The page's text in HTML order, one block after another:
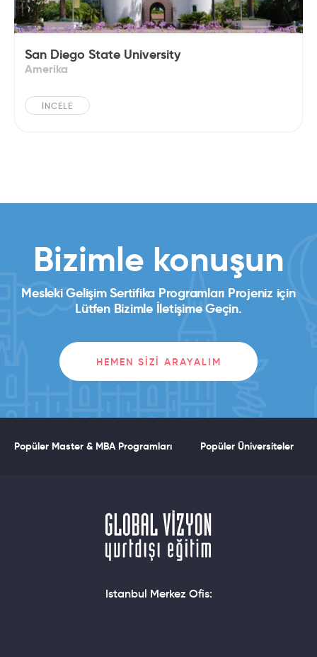
San Diego State University
Amerika
İNCELE
Bizimle konuşun
Mesleki Gelişim Sertifika Programları Projeniz için
Lütfen Bizimle İletişime Geçin.
HEMEN SIZI ARAYALIM
Popüler Master & MBA Programları Popüler Üniversiteler
Istanbul Merkez Ofis: